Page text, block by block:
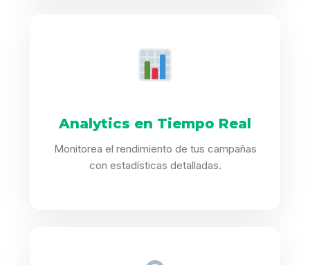
Analytics en Tiempo Real
Monitorea el rendimiento de tus campañas
con estadísticas detalladas.